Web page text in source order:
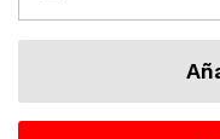
Dingli,
16
Metros